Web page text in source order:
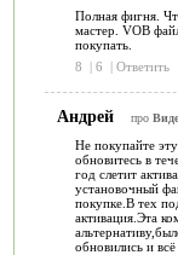
Полная фигня.
мастер. VOB
покупать.
8
| 6 | Ответить
Андрей про
Не покупайте
обновитесь в
год слетит
установочный
покупке.В тех
активация.Эта
обновились и